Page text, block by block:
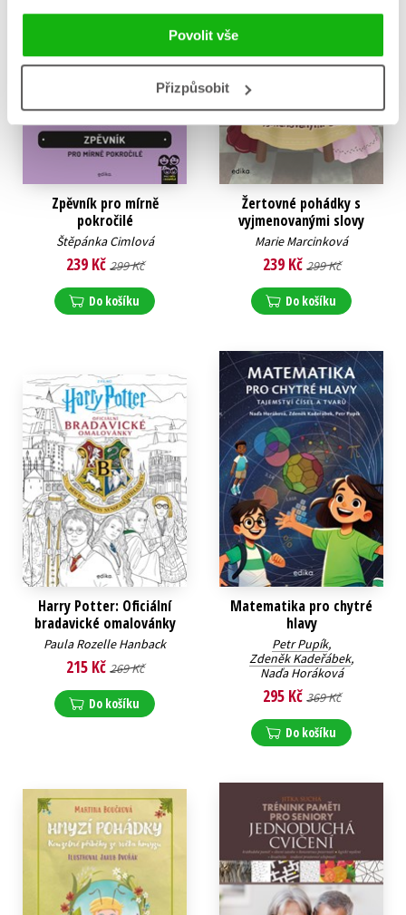
Povolit vše
Přizpůsobit
Zpěvník pro mírně
pokročilé
Štěpánka Cimlová
239 Kč 299 Kč
Do košíku
Žertovné pohádky s
vyjmenovanými slovy
Marie Marcinková
239 Kč 299 Kč
Do košíku
Harry Potter: Oficiální
bradavické omalovánky
Paula Rozelle Hanback
215 Kč 269 Kč
Do košíku
Matematika pro chytré
hlavy
Petr Pupík,
Zdeněk Kadeřábek,
Naďa Horáková
295 Kč 369 Kč
Do košíku